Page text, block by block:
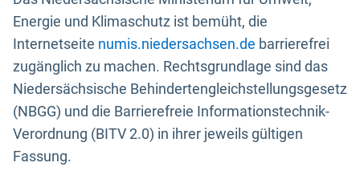
Energie und Klimaschutz ist bemüht, die
Internetseite numis.niedersachsen.de barrierefrei
zugänglich zu machen. Rechtsgrundlage sind das
Niedersächsische Behindertengleichstellungsgesetz
(NBGG) und die Barrierefreie Informationstechnik-
Verordnung (BITV 2.0) in ihrer jeweils gültigen
Fassung.